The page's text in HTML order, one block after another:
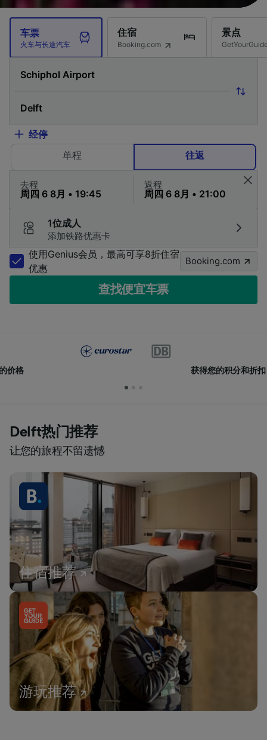
车票
火车与长途汽车
住宿
Booking.com
景点
经停
单程
往返
去程 返程
1位成人
添加铁路优惠卡
使用Genius会员，最高可享8折住宿
优惠
Booking.com
查找便宜车票
Delft热门推荐
让您的旅程不留遗憾
住宿推荐
游玩推荐